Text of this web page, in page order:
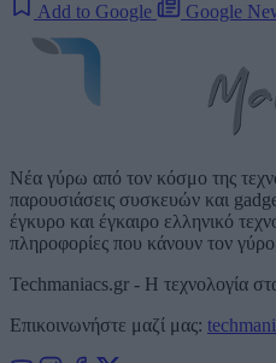
Add to Google Google
Νέα γύρω από τον κόσμο της
παρουσιάσεις συσκευών και
έγκυρο και έγκαιρο ελληνικό
πληροφορίες που κάνουν τον
Techmaniacs.gr - Η τεχνολογία
Επικοινωνήστε μαζί μας: